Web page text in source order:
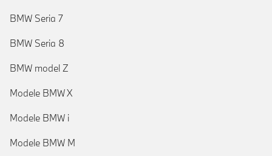
BMW Seria 7
BMW Seria 8
BMW model Z
Modele BMW X
Modele BMW i
Modele BMW M